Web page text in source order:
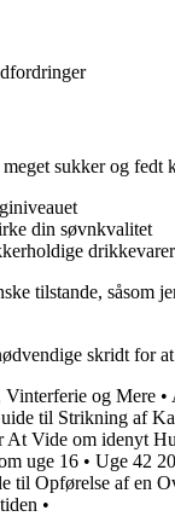
sukker og
din søvnkvalitet
drikkevarer
tilstande,
skridt for
og Mere •
til Strikning af
Vide om idenyt
uge 16 • Uge 42
til Opførelse af en
•